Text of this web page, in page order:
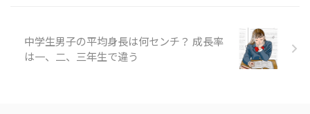
中学生男子の平均身長は何センチ？ 成長率
は一、二、三年生で違う